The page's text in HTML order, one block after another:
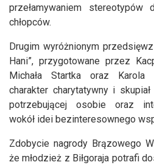
przełamywaniem stereotypów
chłopców.
Drugim wyróżnionym
Hani”, przygotowane przez
Michała Startka oraz Karola
charakter charytatywny i
potrzebującej osobie oraz
wokół idei bezinteresownego
Zdobycie nagrody Brązowego
że młodzież z Biłgoraja potrafi